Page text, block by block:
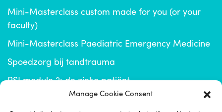
Manage Cookie Consent
Mini-Masterclass custom made for you (or your
faculty)
Mini-Masterclass Paediatric Emergency Medicine
Spoedzorg bij tandtrauma
RSI module 2: de zieke patiënt